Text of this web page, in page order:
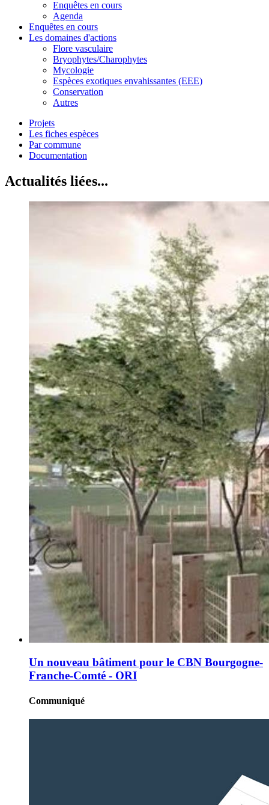
Enquêtes en cours
Agenda
Enquêtes en cours
Les domaines d'actions
Flore vasculaire
Bryophytes/Charophytes
Mycologie
Espèces exotiques envahissantes (EEE)
Conservation
Autres
Projets
Les fiches espèces
Par commune
Documentation
Actualités liées...
Un nouveau bâtiment pour le CBN Bourgogne-
Franche-Comté - ORI
Communiqué